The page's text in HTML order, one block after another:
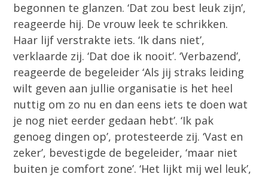
begonnen te glanzen. ‘Dat zou best leuk zijn’,
reageerde hij. De vrouw leek te schrikken.
Haar lijf verstrakte iets. ‘Ik dans niet’,
verklaarde zij. ‘Dat doe ik nooit’. ‘Verbazend’,
reageerde de begeleider ‘Als jij straks leiding
wilt geven aan jullie organisatie is het heel
nuttig om zo nu en dan eens iets te doen wat
je nog niet eerder gedaan hebt’. ‘Ik pak
genoeg dingen op’, protesteerde zij. ‘Vast en
zeker’, bevestigde de begeleider, ‘maar niet
buiten je comfort zone’. ‘Het lijkt mij wel leuk’,